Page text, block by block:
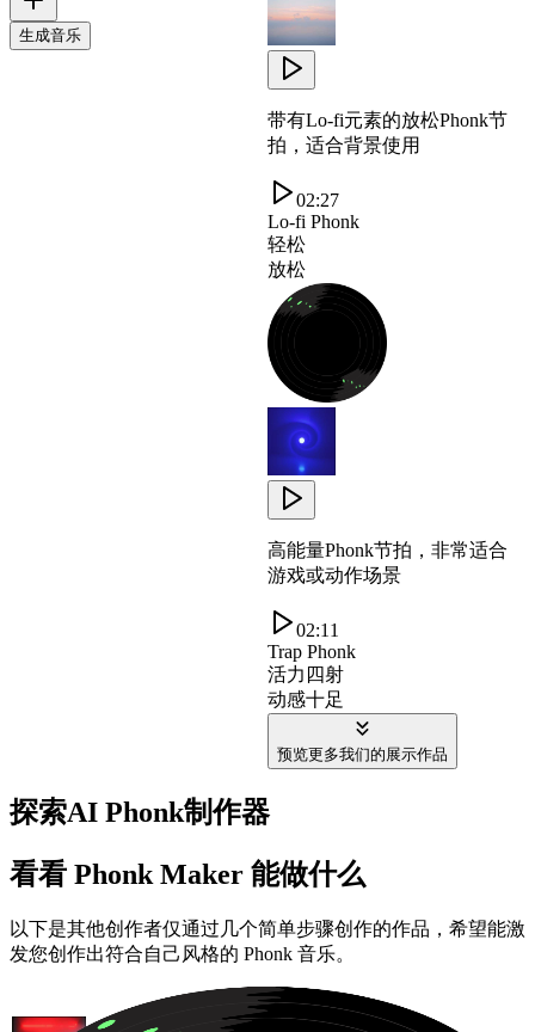
生成音乐
带有Lo-fi元素的放松Phonk节
拍，适合背景使用
02:27
Lo-fi Phonk
轻松
放松
高能量Phonk节拍，非常适合
游戏或动作场景
02:11
Trap Phonk
活力四射
动感十足
预览更多我们的展示作品
探索AI Phonk制作器
看看 Phonk Maker 能做什么
以下是其他创作者仅通过几个简单步骤创作的作品，希望能激
发您创作出符合自己风格的 Phonk 音乐。